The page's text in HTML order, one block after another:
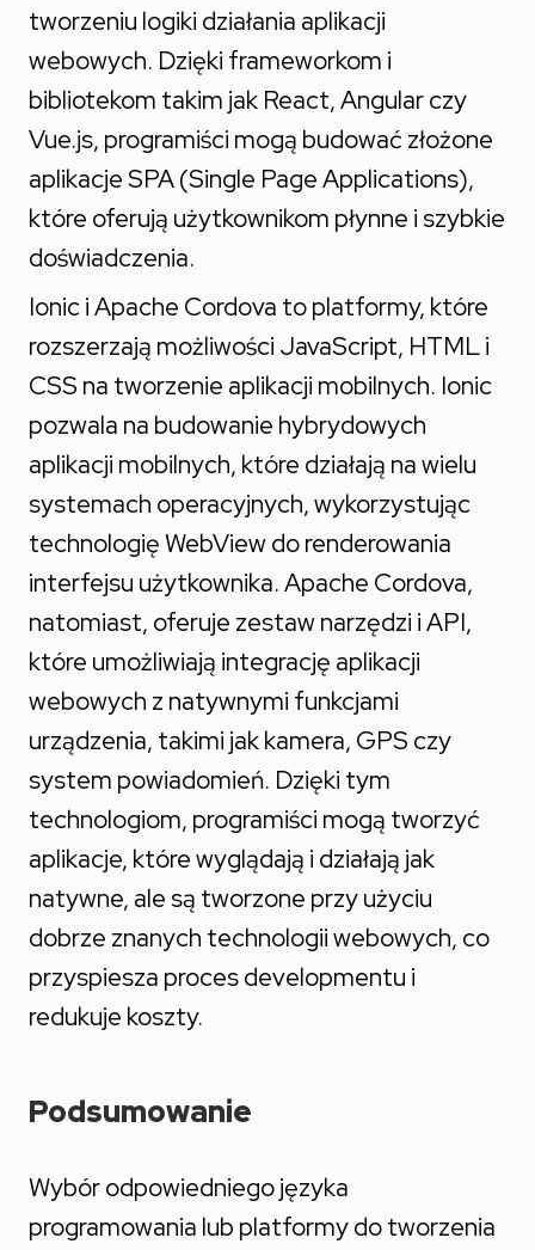
tworzeniu logiki działania aplikacji
webowych. Dzięki frameworkom i
bibliotekom takim jak React, Angular czy
Vue.js, programiści mogą budować złożone
aplikacje SPA (Single Page Applications),
które oferują użytkownikom płynne i szybkie
doświadczenia.
Ionic i Apache Cordova to platformy, które
rozszerzają możliwości JavaScript, HTML i
CSS na tworzenie aplikacji mobilnych. Ionic
pozwala na budowanie hybrydowych
aplikacji mobilnych, które działają na wielu
systemach operacyjnych, wykorzystując
technologię WebView do renderowania
interfejsu użytkownika. Apache Cordova,
natomiast, oferuje zestaw narzędzi i API,
które umożliwiają integrację aplikacji
webowych z natywnymi funkcjami
urządzenia, takimi jak kamera, GPS czy
system powiadomień. Dzięki tym
technologiom, programiści mogą tworzyć
aplikacje, które wyglądają i działają jak
natywne, ale są tworzone przy użyciu
dobrze znanych technologii webowych, co
przyspiesza proces developmentu i
redukuje koszty.
Podsumowanie
Wybór odpowiedniego języka
programowania lub platformy do tworzenia